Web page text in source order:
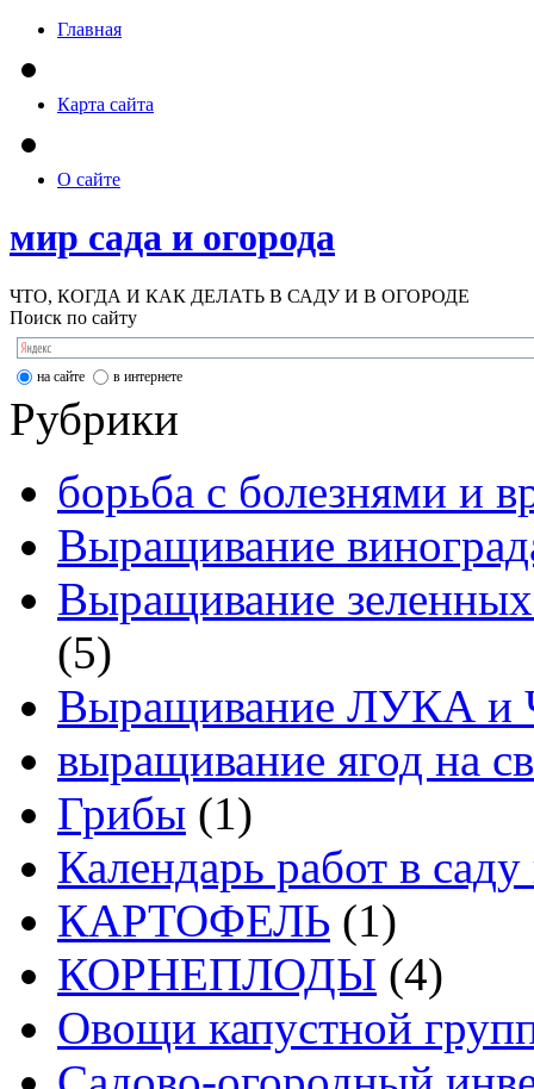
Главная
Карта сайта
О сайте
мир сада и огорода
ЧТО, КОГДА И КАК ДЕЛАТЬ В САДУ И В ОГОРОДЕ
Поиск по сайту
на сайте в интернете
Рубрики
борьба с болезнями и
Выращивание
Выращивание
(5)
Выращивание ЛУКА
выращивание ягод на
Грибы (1)
Календарь работ в
КАРТОФЕЛЬ (1)
КОРНЕПЛОДЫ (4)
Овощи капустной